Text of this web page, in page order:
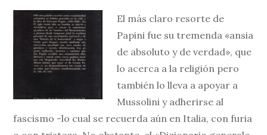
El más claro resorte de
Papini fue su tremenda «ansia
de absoluto y de verdad», que
lo acerca a la religión pero
también lo lleva a apoyar a
Mussolini y adherirse al
fascismo -lo cual se recuerda aún en Italia, con furia